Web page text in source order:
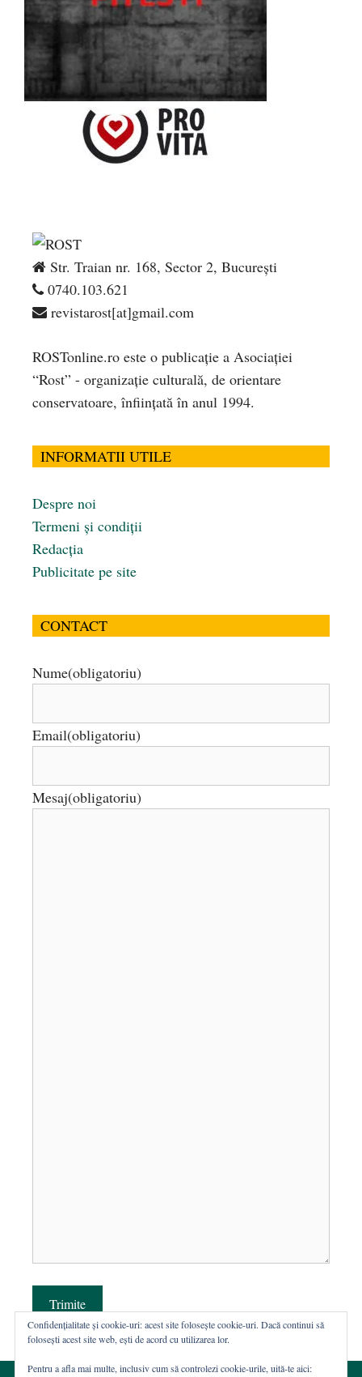
Str. Traian nr. 168, Sector 2, București
0740.103.621
revistarost[at]gmail.com
ROSTonline.ro este o publicaţie a Asociaţiei
“Rost” - organizaţie culturală, de orientare
conservatoare, înfiinţată în anul 1994.
INFORMATII UTILE
Despre noi
Termeni și condiții
Redacția
Publicitate pe site
CONTACT
Nume(obligatoriu)
Email(obligatoriu)
Mesaj(obligatoriu)
Trimite
Confidențialitate și cookie-uri: acest site folosește cookie-uri. Dacă continui să
folosești acest site web, ești de acord cu utilizarea lor.
Pentru a afla mai multe, inclusiv cum să controlezi cookie-urile, uită-te aici: